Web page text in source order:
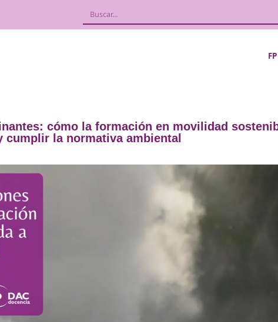
cómo la formación en
y cumplir la normativa ambiental